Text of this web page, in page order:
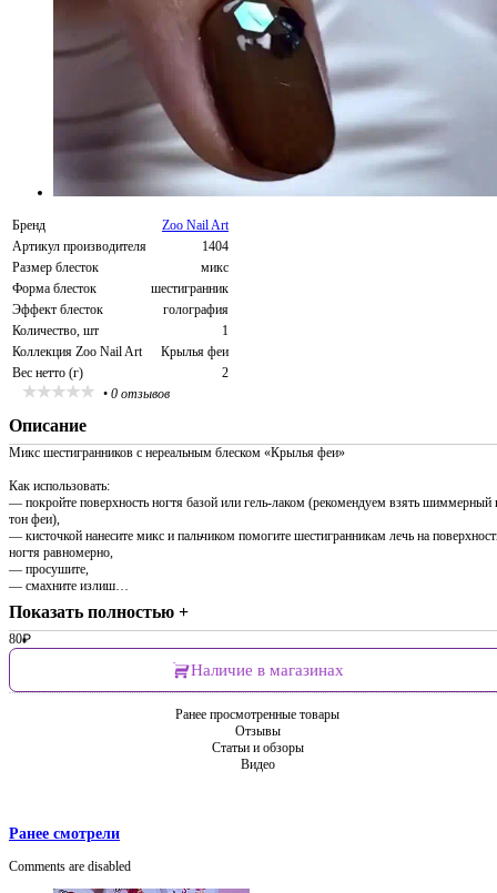
Бренд
Zoo Nail Art
Артикул производителя
1404
Размер блесток
микс
Форма блесток
шестигранник
Эффект блесток
голография
Количество, шт
1
Коллекция Zoo Nail Art
Крылья феи
Вес нетто (г)
2
• 0 отзывов
Описание
Микс шестигранников с нереальным блеском «Крылья феи»
Как использовать:
— покройте поверхность ногтя базой или гель-лаком (рекомендуем взять шиммерный
тон феи),
— кисточкой нанесите микс и пальчиком помогите шестигранникам лечь на
ногтя равномерно,
— просушите,
— смахните излиш…
Показать полностью +
80₽
Наличие в магазинах
Ранее просмотренные товары
Отзывы
Статьи и обзоры
Видео
Ранее смотрели
Comments are disabled